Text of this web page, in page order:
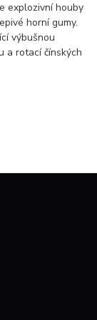
explozivní houby
horní gumy.
výbušnou
a rotací čínských